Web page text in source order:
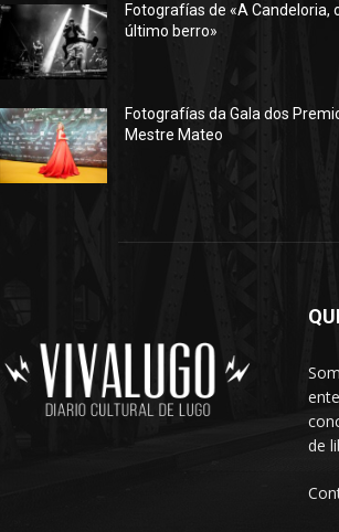
Fotografías de «A Candeloria,
último berro»
Fotografías da Gala dos
Mestre Mateo
de